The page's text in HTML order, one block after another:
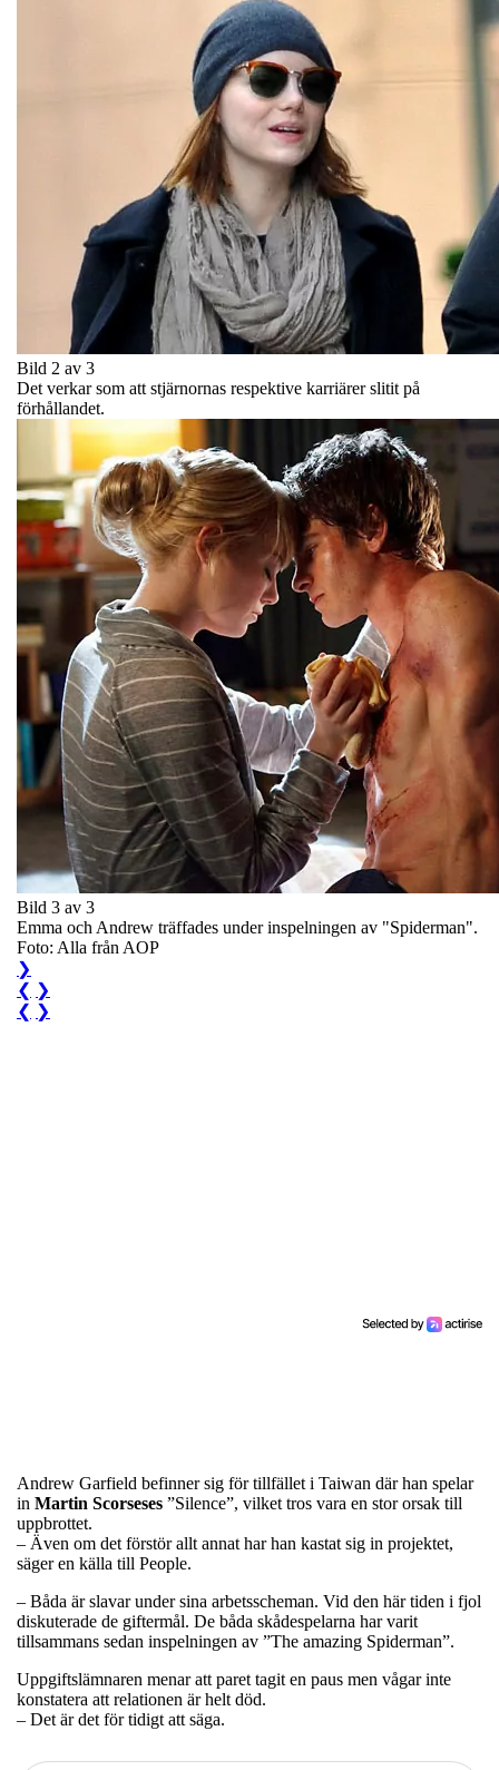
Bild 2 av 3
Det verkar som att stjärnornas respektive karriärer slitit på
förhållandet.
Bild 3 av 3
Emma och Andrew träffades under inspelningen av "Spiderman".
Foto: Alla från AOP
❯
❮ ❯
❮ ❯
Andrew Garfield befinner sig för tillfället i Taiwan där han spelar
in Martin Scorseses ”Silence”, vilket tros vara en stor orsak till
uppbrottet.
– Även om det förstör allt annat har han kastat sig in projektet,
säger en källa till People.
– Båda är slavar under sina arbetsscheman. Vid den här tiden i fjol
diskuterade de giftermål. De båda skådespelarna har varit
tillsammans sedan inspelningen av ”The amazing Spiderman”.
Uppgiftslämnaren menar att paret tagit en paus men vågar inte
konstatera att relationen är helt död.
– Det är det för tidigt att säga.